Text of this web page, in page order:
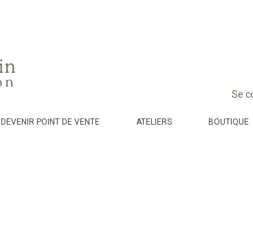
Se
DEVENIR POINT DE VENTE ATELIERS BOUTIQUE